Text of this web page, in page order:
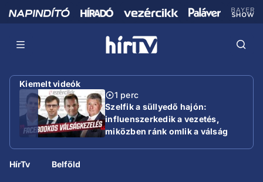
Kiemelt videók
1 perc
Szelfik a süllyedő hajón:
influenszerkedik a vezetés,
miközben ránk omlik a válság
HírTv Belföld